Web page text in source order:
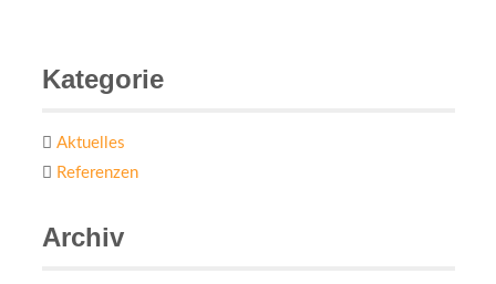
Kategorie
Aktuelles
Referenzen
Archiv